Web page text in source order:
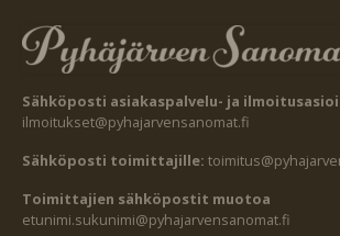
Sähköposti asiakaspalvelu- ja
ilmoitukset@pyhajarvensanomat.fi
Sähköposti toimittajille:
Toimittajien sähköpostit muotoa
etunimi.sukunimi@pyhajarvensanomat.fi